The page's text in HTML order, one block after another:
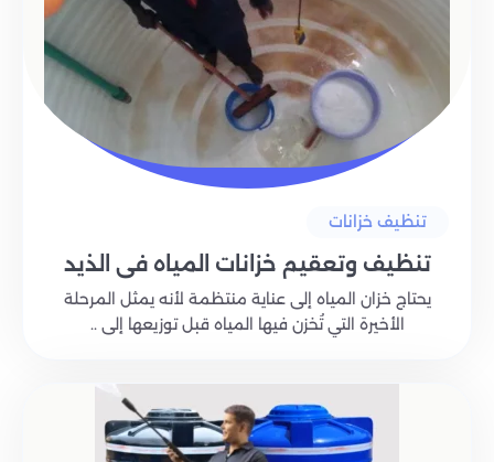
تنظيف خزانات
تنظيف وتعقيم خزانات المياه في الذيد
يحتاج خزان المياه إلى عناية منتظمة لأنه يمثل المرحلة
الأخيرة التي تُخزن فيها المياه قبل توزيعها إلى ..